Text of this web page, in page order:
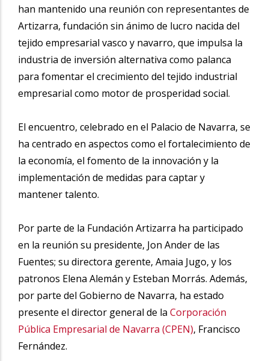
han mantenido una reunión con representantes de
Artizarra, fundación sin ánimo de lucro nacida del
tejido empresarial vasco y navarro, que impulsa la
industria de inversión alternativa como palanca
para fomentar el crecimiento del tejido industrial
empresarial como motor de prosperidad social.
El encuentro, celebrado en el Palacio de Navarra, se
ha centrado en aspectos como el fortalecimiento de
la economía, el fomento de la innovación y la
implementación de medidas para captar y
mantener talento.
Por parte de la Fundación Artizarra ha participado
en la reunión su presidente, Jon Ander de las
Fuentes; su directora gerente, Amaia Jugo, y los
patronos Elena Alemán y Esteban Morrás. Además,
por parte del Gobierno de Navarra, ha estado
presente el director general de la Corporación
Pública Empresarial de Navarra (CPEN), Francisco
Fernández.